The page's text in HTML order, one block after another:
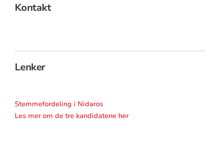
Kontakt
Lenker
Stemmefordeling i Nidaros
Les mer om de tre kandidatene her